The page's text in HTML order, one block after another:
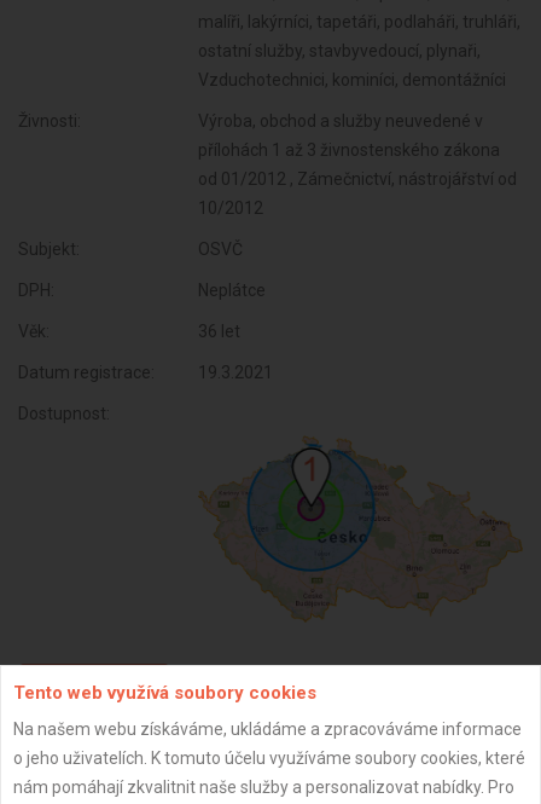
malíři, lakýrníci, tapetáři, podlaháři, truhláři,
ostatní služby, stavbyvedoucí, plynaři,
Vzduchotechnici, kominíci, demontážníci
Živnosti:
Výroba, obchod a služby neuvedené v
přílohách 1 až 3 živnostenského zákona
od 01/2012 , Zámečnictví, nástrojářství od
10/2012
Subjekt: OSVČ
DPH: Neplátce
Věk: 36 let
Datum registrace: 19.3.2021
Dostupnost:
ZPĚT
Aktualizováno z portálu ARES dne 29.12.2023 21:15:07
Tento web využívá soubory cookies
Na našem webu získáváme, ukládáme a zpracováváme informace
o jeho uživatelích. K tomuto účelu využíváme soubory cookies, které
nám pomáhají zkvalitnit naše služby a personalizovat nabídky. Pro